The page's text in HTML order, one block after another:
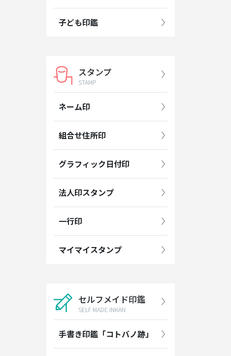
子ども印鑑
スタンプ
STAMP
ネーム印
組合せ住所印
グラフィック日付印
法人印スタンプ
一行印
マイマイスタンプ
セルフメイド印鑑
SELF MADE INKAN
手書き印鑑「コトバノ跡」